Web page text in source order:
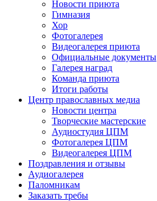
Новости приюта
Гимназия
Хор
Фотогалерея
Видеогалерея приюта
Официальные документы
Галерея наград
Команда приюта
Итоги работы
Центр православных медиа
Новости центра
Творческие мастерские
Аудиостудия ЦПМ
Фотогалерея ЦПМ
Видеогалерея ЦПМ
Поздравления и отзывы
Аудиогалерея
Паломникам
Заказать требы